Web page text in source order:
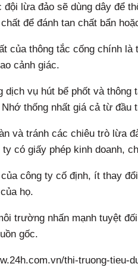
đội lừa đảo sẽ dùng dây để
để đánh tan chất bẩn
của thông tắc cống chính
cảnh giác.
vụ hút bể phốt và thông
thống nhất giá cả từ
và tránh các chiêu trò lừa
có giấy phép kinh doanh,
công ty cố định, ít thay
họ.
trường nhấn mạnh tuyệt
gốc.
thi-truong-tieu-